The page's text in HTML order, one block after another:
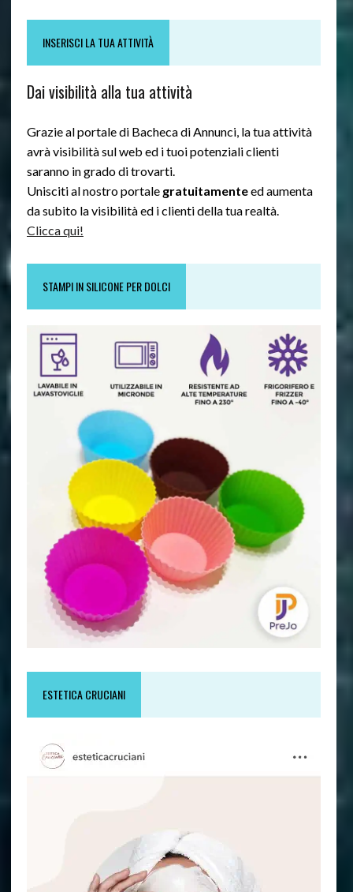
INSERISCI LA TUA ATTIVITÀ
Dai visibilità alla tua attività
Grazie al portale di Bacheca di Annunci, la tua attività
avrà visibilità sul web ed i tuoi potenziali clienti
saranno in grado di trovarti.
Unisciti al nostro portale gratuitamenteed aumenta
da subito la visibilità ed i clienti della tua realtà.
Clicca qui!
STAMPI IN SILICONE PER DOLCI
ESTETICA CRUCIANI